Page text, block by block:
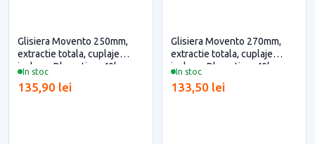
In stoc
Glisiera Movento 250mm,
extractie totala, cuplaje
incluse, Blumotion, 40kg,
eficiente
135,90 lei
In stoc
Glisiera Movento 270mm,
extractie totala, cuplaje
incluse, Blumotion, 40kg,
eficiente
133,50 lei